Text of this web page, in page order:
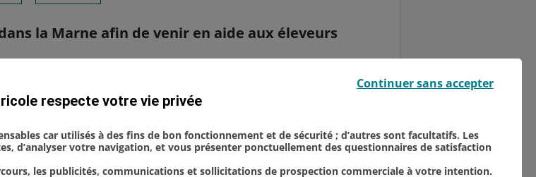
la Marne afin de venir en aide aux éleveurs
Fédération Départementale des Syndicats d’Exploitants
2026, l’opération solidarité paille, visant à venir en
respecte votre vie privée
car utilisés à des fins de bon fonctionnement et de sécurité ; d’autres sont facultatifs. Les
d’analyser votre navigation, et vous présenter ponctuellement des questionnaires de satisfaction
les publicités, communications et sollicitations de prospection commerciale à votre intention.
Continuer sans accepter